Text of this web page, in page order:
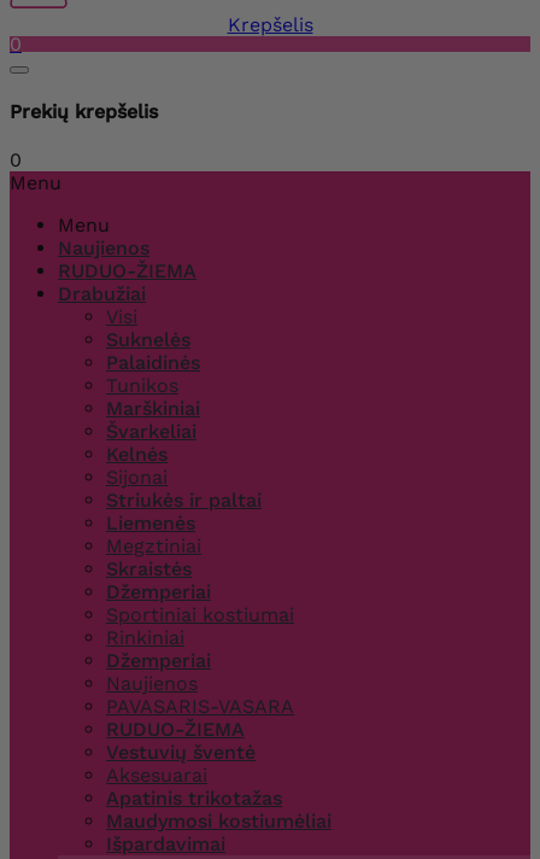
Krepšelis
0
Prekių krepšelis
0
Menu
Menu
Naujienos
RUDUO-ŽIEMA
Drabužiai
Visi
Suknelės
Palaidinės
Tunikos
Marškiniai
Švarkeliai
Kelnės
Sijonai
Striukės ir paltai
Liemenės
Megztiniai
Skraistės
Džemperiai
Sportiniai kostiumai
Rinkiniai
Džemperiai
Naujienos
PAVASARIS-VASARA
RUDUO-ŽIEMA
Vestuvių šventė
Aksesuarai
Apatinis trikotažas
Maudymosi kostiumėliai
Išpardavimai